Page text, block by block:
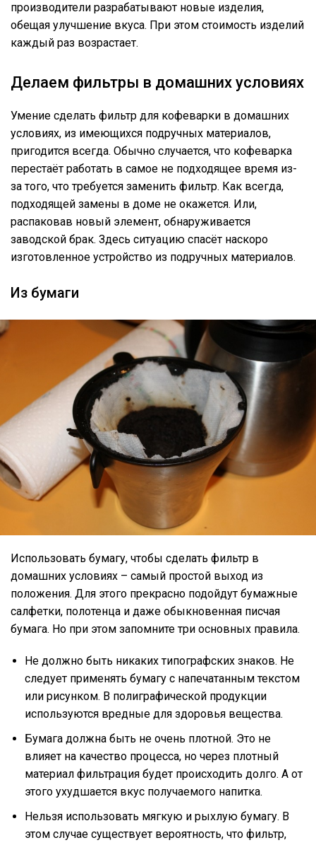
производители разрабатывают новые изделия,
обещая улучшение вкуса. При этом стоимость изделий
каждый раз возрастает.
Делаем фильтры в домашних условиях
Умение сделать фильтр для кофеварки в домашних
условиях, из имеющихся подручных материалов,
пригодится всегда. Обычно случается, что кофеварка
перестаёт работать в самое не подходящее время из-
за того, что требуется заменить фильтр. Как всегда,
подходящей замены в доме не окажется. Или,
распаковав новый элемент, обнаруживается
заводской брак. Здесь ситуацию спасёт наскоро
изготовленное устройство из подручных материалов.
Из бумаги
Использовать бумагу, чтобы сделать фильтр в
домашних условиях – самый простой выход из
положения. Для этого прекрасно подойдут бумажные
салфетки, полотенца и даже обыкновенная писчая
бумага. Но при этом запомните три основных правила.
Не должно быть никаких типографских знаков. Не
следует применять бумагу с напечатанным текстом
или рисунком. В полиграфической продукции
используются вредные для здоровья вещества.
Бумага должна быть не очень плотной. Это не
влияет на качество процесса, но через плотный
материал фильтрация будет происходить долго. А от
этого ухудшается вкус получаемого напитка.
Нельзя использовать мягкую и рыхлую бумагу. В
этом случае существует вероятность, что фильтр,